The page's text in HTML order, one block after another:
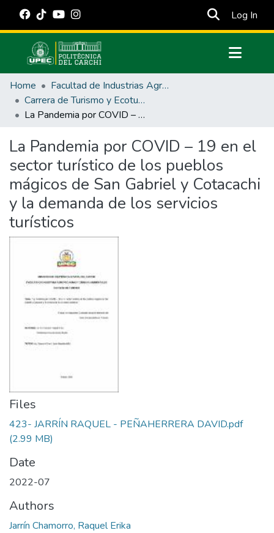
Log In
Communities & Collections
All of DSpace
Statistics
Estadísticas Externas
Manuales
Home
Facultad de Industrias Agropecuarias y Ciencias Ambientales
Carrera de Turismo y Ecoturimo
La Pandemia por COVID – 19 en el sector turístico de los pueblos mágicos de San Gabriel y Cotacachi y la demanda de los servicios turísticos
La Pandemia por COVID – 19 en el
sector turístico de los pueblos
mágicos de San Gabriel y Cotacachi
y la demanda de los servicios
turísticos
Files
423- JARRÍN RAQUEL - PEÑAHERRERA DAVID.pdf
(2.99 MB)
Date
2022-07
Authors
Jarrín Chamorro, Raquel Erika